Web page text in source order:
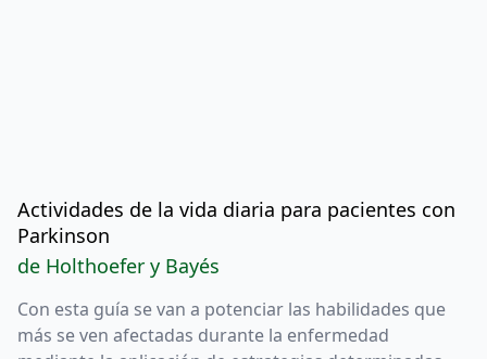
Actividades de la vida diaria para pacientes con
Parkinson
de Holthoefer y Bayés
Con esta guía se van a potenciar las habilidades que
más se ven afectadas durante la enfermedad